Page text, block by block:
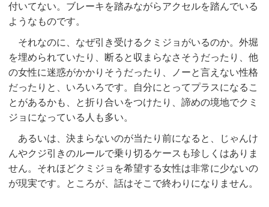
付いてない。ブレーキを踏みながらアクセルを踏んでいる
ようなものです。
それなのに、なぜ引き受けるクミジョがいるのか。外堀
を埋められていたり、断ると収まらなさそうだったり、他
の女性に迷惑がかかりそうだったり、ノーと言えない性格
だったりと、いろいろです。自分にとってプラスになるこ
とがあるかも、と折り合いをつけたり、諦めの境地でクミ
ジョになっている人も多い。
あるいは、決まらないのが当たり前になると、じゃんけ
んやクジ引きのルールで乗り切るケースも珍しくはありま
せん。それほどクミジョを希望する女性は非常に少ないの
が現実です。ところが、話はそこで終わりになりません。